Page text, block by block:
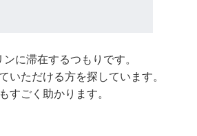
に滞在するつもりです。
いただける方を探しています。
すごく助かります。